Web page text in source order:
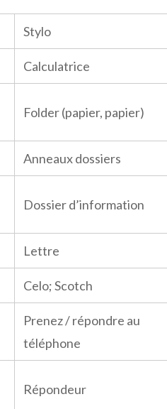
Stylo
Calculatrice
Folder (papier, papier)
Anneaux dossiers
Dossier d’information
Lettre
Celo; Scotch
Prenez / répondre au
téléphone
Répondeur